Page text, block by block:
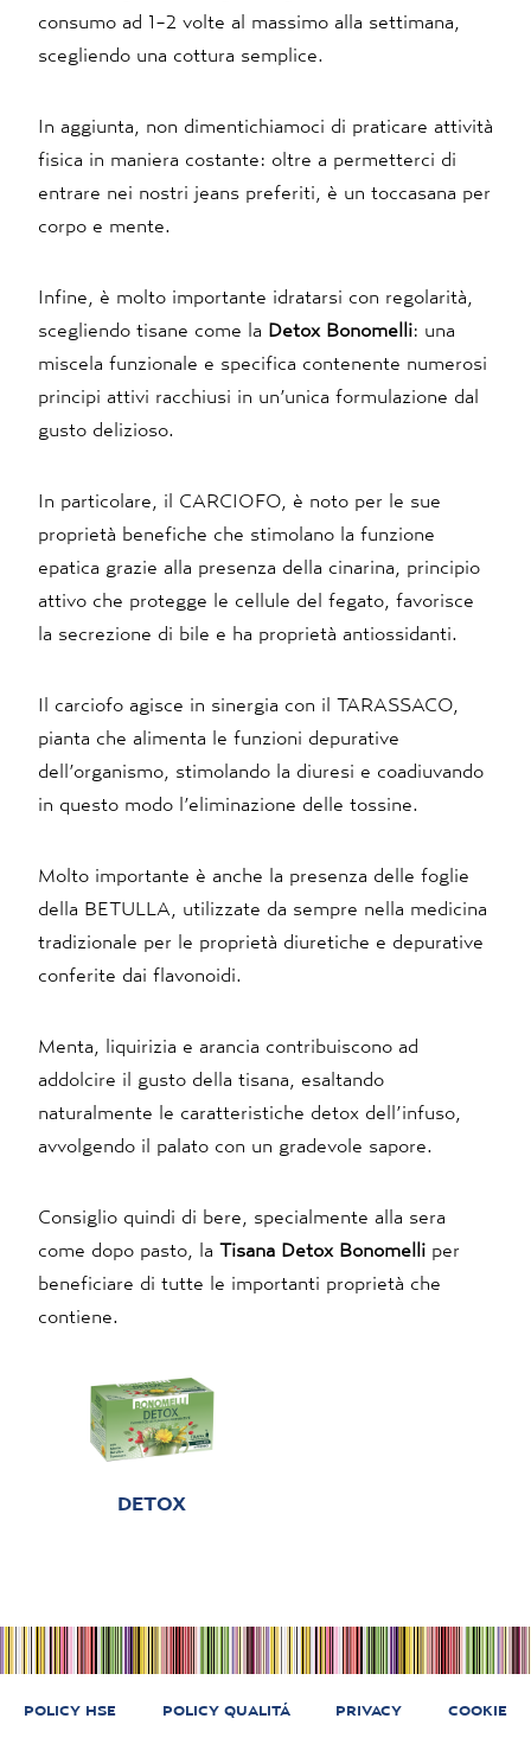
consumo ad 1-2 volte al massimo alla settimana,
scegliendo una cottura semplice.
In aggiunta, non dimentichiamoci di praticare attività
fisica in maniera costante: oltre a permetterci di
entrare nei nostri jeans preferiti, è un toccasana per
corpo e mente.
Infine, è molto importante idratarsi con regolarità,
scegliendo tisane come la Detox Bonomelli: una
miscela funzionale e specifica contenente numerosi
principi attivi racchiusi in un’unica formulazione dal
gusto delizioso.
In particolare, il CARCIOFO, è noto per le sue
proprietà benefiche che stimolano la funzione
epatica grazie alla presenza della cinarina, principio
attivo che protegge le cellule del fegato, favorisce
la secrezione di bile e ha proprietà antiossidanti.
Il carciofo agisce in sinergia con il TARASSACO,
pianta che alimenta le funzioni depurative
dell’organismo, stimolando la diuresi e coadiuvando
in questo modo l’eliminazione delle tossine.
Molto importante è anche la presenza delle foglie
della BETULLA, utilizzate da sempre nella medicina
tradizionale per le proprietà diuretiche e depurative
conferite dai flavonoidi.
Menta, liquirizia e arancia contribuiscono ad
addolcire il gusto della tisana, esaltando
naturalmente le caratteristiche detox dell’infuso,
avvolgendo il palato con un gradevole sapore.
Consiglio quindi di bere, specialmente alla sera
come dopo pasto, la Tisana Detox Bonomelli per
beneficiare di tutte le importanti proprietà che
contiene.
DETOX
POLICY HSE POLICY QUALITÁ PRIVACY COOKIE